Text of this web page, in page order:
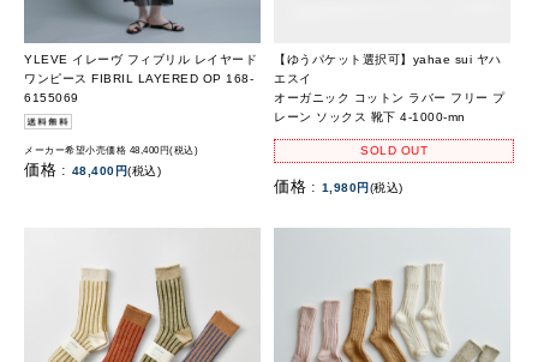
YLEVE イレーヴ フィブリル レイヤード
ワンピース FIBRIL LAYERED OP 168-
6155069
メーカー希望小売価格 48,400円(税込)
価格 : 48,400円(税込)
【ゆうパケット選択可】yahae sui ヤハ
エスイ
オーガニック コットン ラバー フリー プ
レーン ソックス 靴下 4-1000-mn
SOLD OUT
価格 : 1,980円(税込)